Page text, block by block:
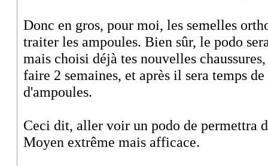
Donc en gros, pour moi, les semelles
traiter les ampoules. Bien sûr, le podo
mais choisi déjà tes nouvelles
faire 2 semaines, et après il sera temps
d'ampoules.
Ceci dit, aller voir un podo de permettra
Moyen extrême mais afficace.